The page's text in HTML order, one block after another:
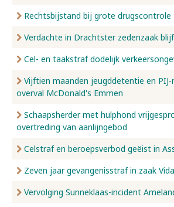
Rechtsbijstand bij grote drugscontrole
Verdachte in Drachtster zedenzaak
Cel- en taakstraf dodelijk
Vijftien maanden jeugddetentie en
overval McDonald's Emmen
Schaapsherder met hulphond
overtreding van aanlijngebod
Celstraf en beroepsverbod geëist in
Zeven jaar gevangenisstraf in zaak
Vervolging Sunneklaas-incident